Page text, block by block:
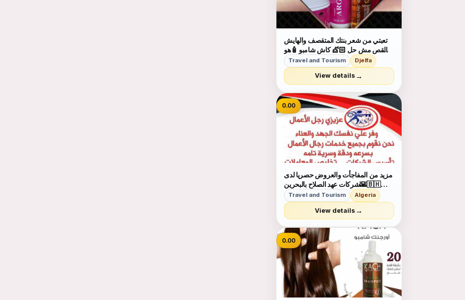
تعبتي من شعر بنتك المتقصف والهايش
والقص مش حل 💇🏻 كاش شامبو 🧴هو
الحل 🗝 بمكونات طبيعية 100% أحصلي
على شعر ناعم وصحي🧝&zwj;♀ آمن
جدآ على الأطفال👩&zwj;👧&zwj;👦
يعني إستخدميه لبنتك وأنتى مطمئنة👌
خ...
Travel and Tourism Djelfa
View details →
0.00
مزيد من المفاجأت والعروض حصريا لدى
🌇شركات عهد الصلاح بالبحرين🇧🇭
لخدمات رجال الأعمال وتأسيس الشركات
وتخليص المعاملات وإصدار السجلات
التجارية زيارات وإقامات لدولة البحرين
للتفاصيل برجاء التواصل خاص🔏...
Travel and Tourism Algeria
View details →
0.00